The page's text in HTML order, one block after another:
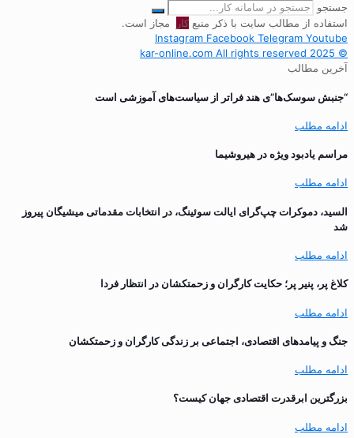
جستجو
استفاده از مطالب سایت با ذکر منبعکار
مجاز است.
Instagram Facebook Telegram Youtube
© 2025 kar-online.com All rights reserved
آخرین مطالب
“جنبش سوسک‌ها”ی هند فراتر از سیاست‌های آموزشی است
ادامه مطلب
مراسم یادبود ویژه در هیروشیما
ادامه مطلب
السید، دموکرات چپ‌گرای ایالت سوئینگ، در انتخابات مقدماتی میشیگان پیروز
شد
ادامه مطلب
کلاغ پر، پنیر پر؛ حکایت کارگران و زحمتکشان در انتظار فردا
ادامه مطلب
جنگ و پیامدهای اقتصادی، اجتماعی بر زندگی کارگران و زحمتکشان
ادامه مطلب
بزرگترین ابرقدرت اقتصادی جهان کیست؟
ادامه مطلب